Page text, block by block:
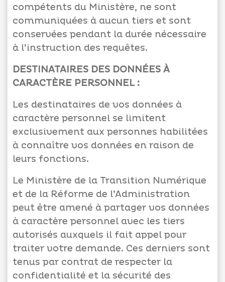
compétents du Ministère, ne sont
communiquées à aucun tiers et sont
conservées pendant la durée nécessaire
à l’instruction des requêtes.
DESTINATAIRES DES DONNÉES À
CARACTÈRE PERSONNEL :
Les destinataires de vos données à
caractère personnel se limitent
exclusivement aux personnes habilitées
à connaître vos données en raison de
leurs fonctions.
Le Ministère de la Transition Numérique
et de la Réforme de l’Administration
peut être amené à partager vos données
à caractère personnel avec les tiers
autorisés auxquels il fait appel pour
traiter votre demande. Ces derniers sont
tenus par contrat de respecter la
confidentialité et la sécurité des